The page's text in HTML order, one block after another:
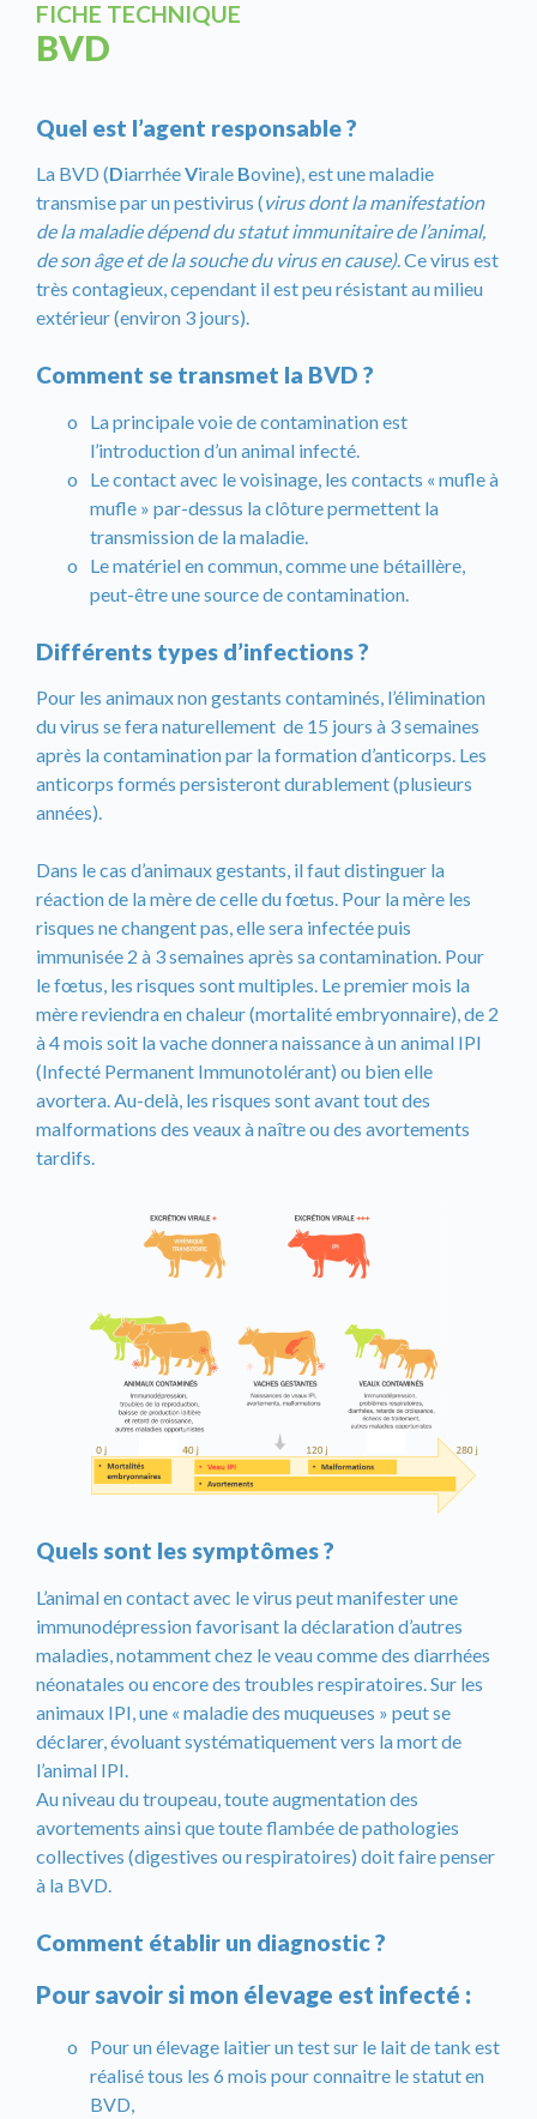
FICHE TECHNIQUE
BVD
Quel est l’agent responsable ?
La BVD (DiarrhéeVirale Bovine), est une maladie
transmise par un pestivirus (virus dont la manifestation
de la maladie dépend du statut immunitaire de l’animal,
de son âge et de la souche du virus en cause). Ce virus est
très contagieux, cependant il est peu résistant au milieu
extérieur (environ 3 jours).
Comment se transmet la BVD ?
La principale voie de contamination est
l’introduction d’un animal infecté.
Le contact avec le voisinage, les contacts « mufle à
mufle » par-dessus la clôture permettent la
transmission de la maladie.
Le matériel en commun, comme une bétaillère,
peut-être une source de contamination.
Différents types d’infections ?
Pour les animaux non gestants contaminés, l’élimination
du virus se fera naturellement de 15 jours à 3 semaines
après la contamination par la formation d’anticorps. Les
anticorps formés persisteront durablement (plusieurs
années).
Dans le cas d’animaux gestants, il faut distinguer la
réaction de la mère de celle du fœtus. Pour la mère les
risques ne changent pas, elle sera infectée puis
immunisée 2 à 3 semaines après sa contamination. Pour
le fœtus, les risques sont multiples. Le premier mois la
mère reviendra en chaleur (mortalité embryonnaire), de 2
à 4 mois soit la vache donnera naissance à un animal IPI
(Infecté Permanent Immunotolérant) ou bien elle
avortera. Au-delà, les risques sont avant tout des
malformations des veaux à naître ou des avortements
tardifs.
Quels sont les symptômes ?
L’animal en contact avec le virus peut manifester une
immunodépression favorisant la déclaration d’autres
maladies, notamment chez le veau comme des diarrhées
néonatales ou encore des troubles respiratoires. Sur les
animaux IPI, une « maladie des muqueuses » peut se
déclarer, évoluant systématiquement vers la mort de
l’animal IPI.
Au niveau du troupeau, toute augmentation des
avortements ainsi que toute flambée de pathologies
collectives (digestives ou respiratoires) doit faire penser
à la BVD.
Comment établir un diagnostic ?
Pour savoir si mon élevage est infecté :
Pour un élevage laitier un test sur le lait de tank est
réalisé tous les 6 mois pour connaitre le statut en
BVD,